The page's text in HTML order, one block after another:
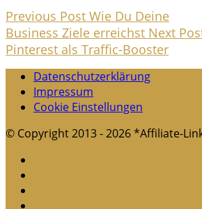
Previous Post Wie Du Deine
Business Ziele erreichst Next
Pinterest als Traffic-Booster
Datenschutzerklärung
Impressum
Cookie Einstellungen
© Copyright 2013 - 2026 *Affiliate-